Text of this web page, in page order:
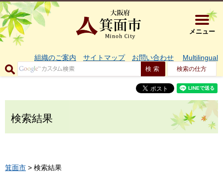
大阪府箕
メニュー
組織のご案内 サイトマップ お問い合わせ Multilingual
検索の仕方
検索結果
箕面市 > 検索結果